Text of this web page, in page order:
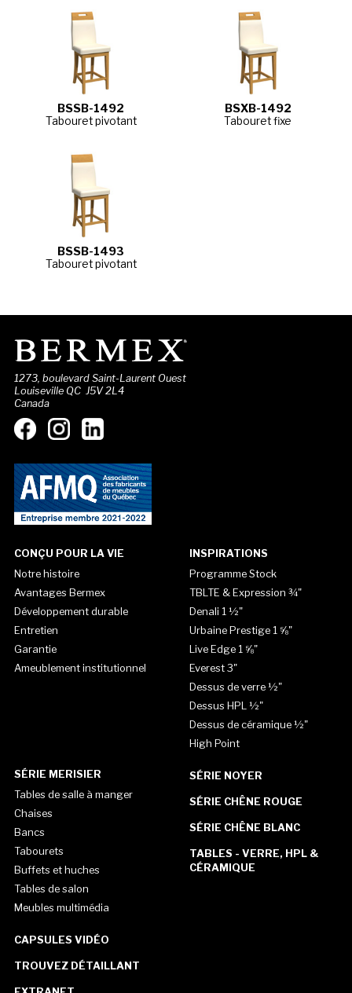
BSSB-1492
Tabouret pivotant
BSXB-1492
Tabouret fixe
BSSB-1493
Tabouret pivotant
1273, boulevard Saint-Laurent Ouest
Louiseville QC J5V 2L4
Canada
CONÇU POUR LA VIE
Notre histoire
Avantages Bermex
Développement durable
Entretien
Garantie
Ameublement institutionnel
INSPIRATIONS
Programme Stock
TBLTE & Expression ¾"
Denali 1 ½"
Urbaine Prestige 1 ⅝"
Live Edge 1 ⅝"
Everest 3"
Dessus de verre ½"
Dessus HPL ½"
Dessus de céramique ½"
High Point
SÉRIE MERISIER
Tables de salle à manger
Chaises
Bancs
Tabourets
Buffets et huches
Tables de salon
Meubles multimédia
SÉRIE NOYER
SÉRIE CHÊNE ROUGE
SÉRIE CHÊNE BLANC
TABLES - VERRE, HPL &
CÉRAMIQUE
CAPSULES VIDÉO
TROUVEZ DÉTAILLANT